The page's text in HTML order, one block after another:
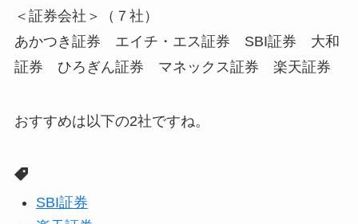
＜証券会社＞（７社）
あかつき証券 エイチ・エス証券 SBI証券 大和
証券 ひろぎん証券 マネックス証券 楽天証券
おすすめは以下の2社ですね。
SBI証券